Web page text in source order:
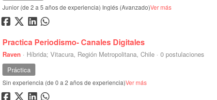
Junior (de 2 a 5 años de experiencia) Inglés (Avanzado)Ver más
Practica Periodismo- Canales Digitales
Raven · Híbrida; Vitacura, Región Metropolitana, Chile · 0 postulaciones
Práctica
Sin experiencia (de 0 a 2 años de experiencia)Ver más